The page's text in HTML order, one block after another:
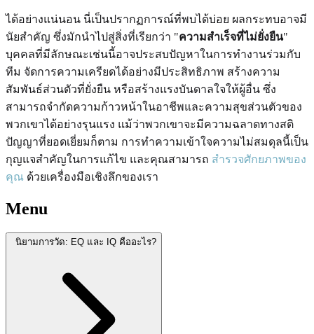
ได้อย่างแน่นอน นี่เป็นปรากฏการณ์ที่พบได้บ่อย ผลกระทบอาจมี
นัยสำคัญ ซึ่งมักนำไปสู่สิ่งที่เรียกว่า "ความสำเร็จที่ไม่ยั่งยืน"
บุคคลที่มีลักษณะเช่นนี้อาจประสบปัญหาในการทำงานร่วมกับ
ทีม จัดการความเครียดได้อย่างมีประสิทธิภาพ สร้างความ
สัมพันธ์ส่วนตัวที่ยั่งยืน หรือสร้างแรงบันดาลใจให้ผู้อื่น ซึ่ง
สามารถจำกัดความก้าวหน้าในอาชีพและความสุขส่วนตัวของ
พวกเขาได้อย่างรุนแรง แม้ว่าพวกเขาจะมีความฉลาดทางสติ
ปัญญาที่ยอดเยี่ยมก็ตาม การทำความเข้าใจความไม่สมดุลนี้เป็น
กุญแจสำคัญในการแก้ไข และคุณสามารถ สำรวจศักยภาพของ
คุณ ด้วยเครื่องมือเชิงลึกของเรา
Menu
นิยามการวัด: EQ และ IQ คืออะไร?